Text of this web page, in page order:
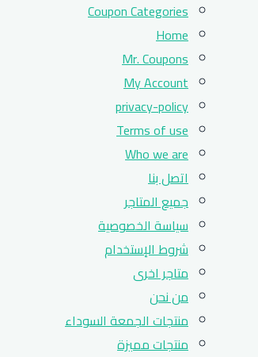
Coupon Categories
Home
Mr. Coupons
My Account
privacy-policy
Terms of use
Who we are
اتصل بنا
جميع المتاجر
سياسة الخصوصية
شروط الإستخدام
متاجر اخرى
من نحن
منتجات الجمعة السوداء
منتجات مميزة